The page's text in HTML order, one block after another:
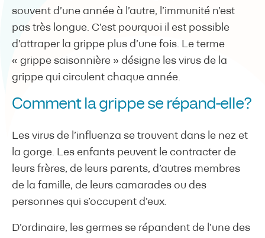
souvent d’une année à l’autre, l’immunité n’est
pas très longue. C’est pourquoi il est possible
d’attraper la grippe plus d’une fois. Le terme
« grippe saisonnière » désigne les virus de la
grippe qui circulent chaque année.
Comment la grippe se répand-elle?
Les virus de l’influenza se trouvent dans le nez et
la gorge. Les enfants peuvent le contracter de
leurs frères, de leurs parents, d’autres membres
de la famille, de leurs camarades ou des
personnes qui s’occupent d’eux.
D’ordinaire, les germes se répandent de l’une des